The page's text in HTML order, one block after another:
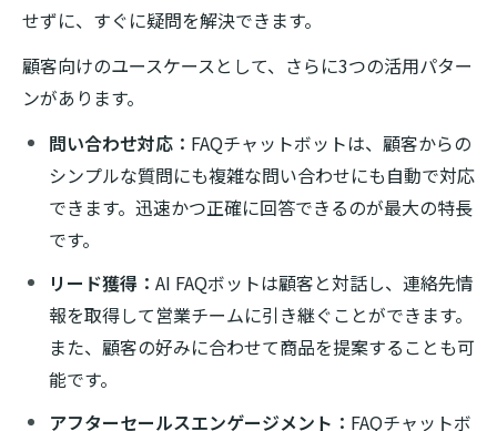
せずに、すぐに疑問を解決できます。
顧客向けのユースケースとして、さらに3つの活用パター
ンがあります。
問い合わせ対応： FAQチャットボットは、顧客からの
シンプルな質問にも複雑な問い合わせにも自動で対応
できます。迅速かつ正確に回答できるのが最大の特長
です。
リード獲得： AI FAQボットは顧客と対話し、連絡先情
報を取得して営業チームに引き継ぐことができます。
また、顧客の好みに合わせて商品を提案することも可
能です。
アフターセールスエンゲージメント： FAQチャットボ